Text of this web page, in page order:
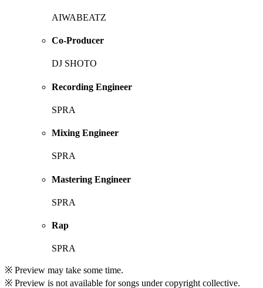
AIWABEATZ
Co-Producer
DJ SHOTO
Recording Engineer
SPRA
Mixing Engineer
SPRA
Mastering Engineer
SPRA
Rap
SPRA
※ Preview may take some time.
※ Preview is not available for songs under copyright collective.